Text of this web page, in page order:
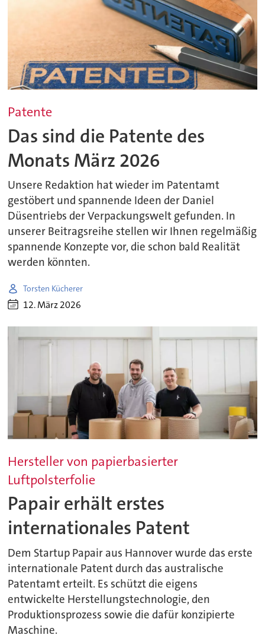
Patente
Das sind die Patente des
Monats März 2026
Unsere Redaktion hat wieder im Patentamt
gestöbert und spannende Ideen der Daniel
Düsentriebs der Verpackungswelt gefunden. In
unserer Beitragsreihe stellen wir Ihnen regelmäßig
spannende Konzepte vor, die schon bald Realität
werden könnten.
Torsten Kücherer
12. März 2026
Hersteller von papierbasierter
Luftpolsterfolie
Papair erhält erstes
internationales Patent
Dem Startup Papair aus Hannover wurde das erste
internationale Patent durch das australische
Patentamt erteilt. Es schützt die eigens
entwickelte Herstellungstechnologie, den
Produktionsprozess sowie die dafür konzipierte
Maschine.